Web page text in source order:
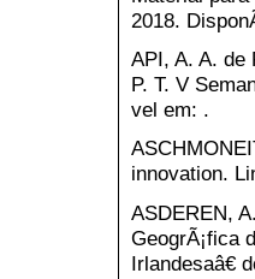
2018.
API, A. A. de
P. T. V
vel em: .
innovation.
ASDEREN,
GeogrÃ¡fica
Irlandesaâ€